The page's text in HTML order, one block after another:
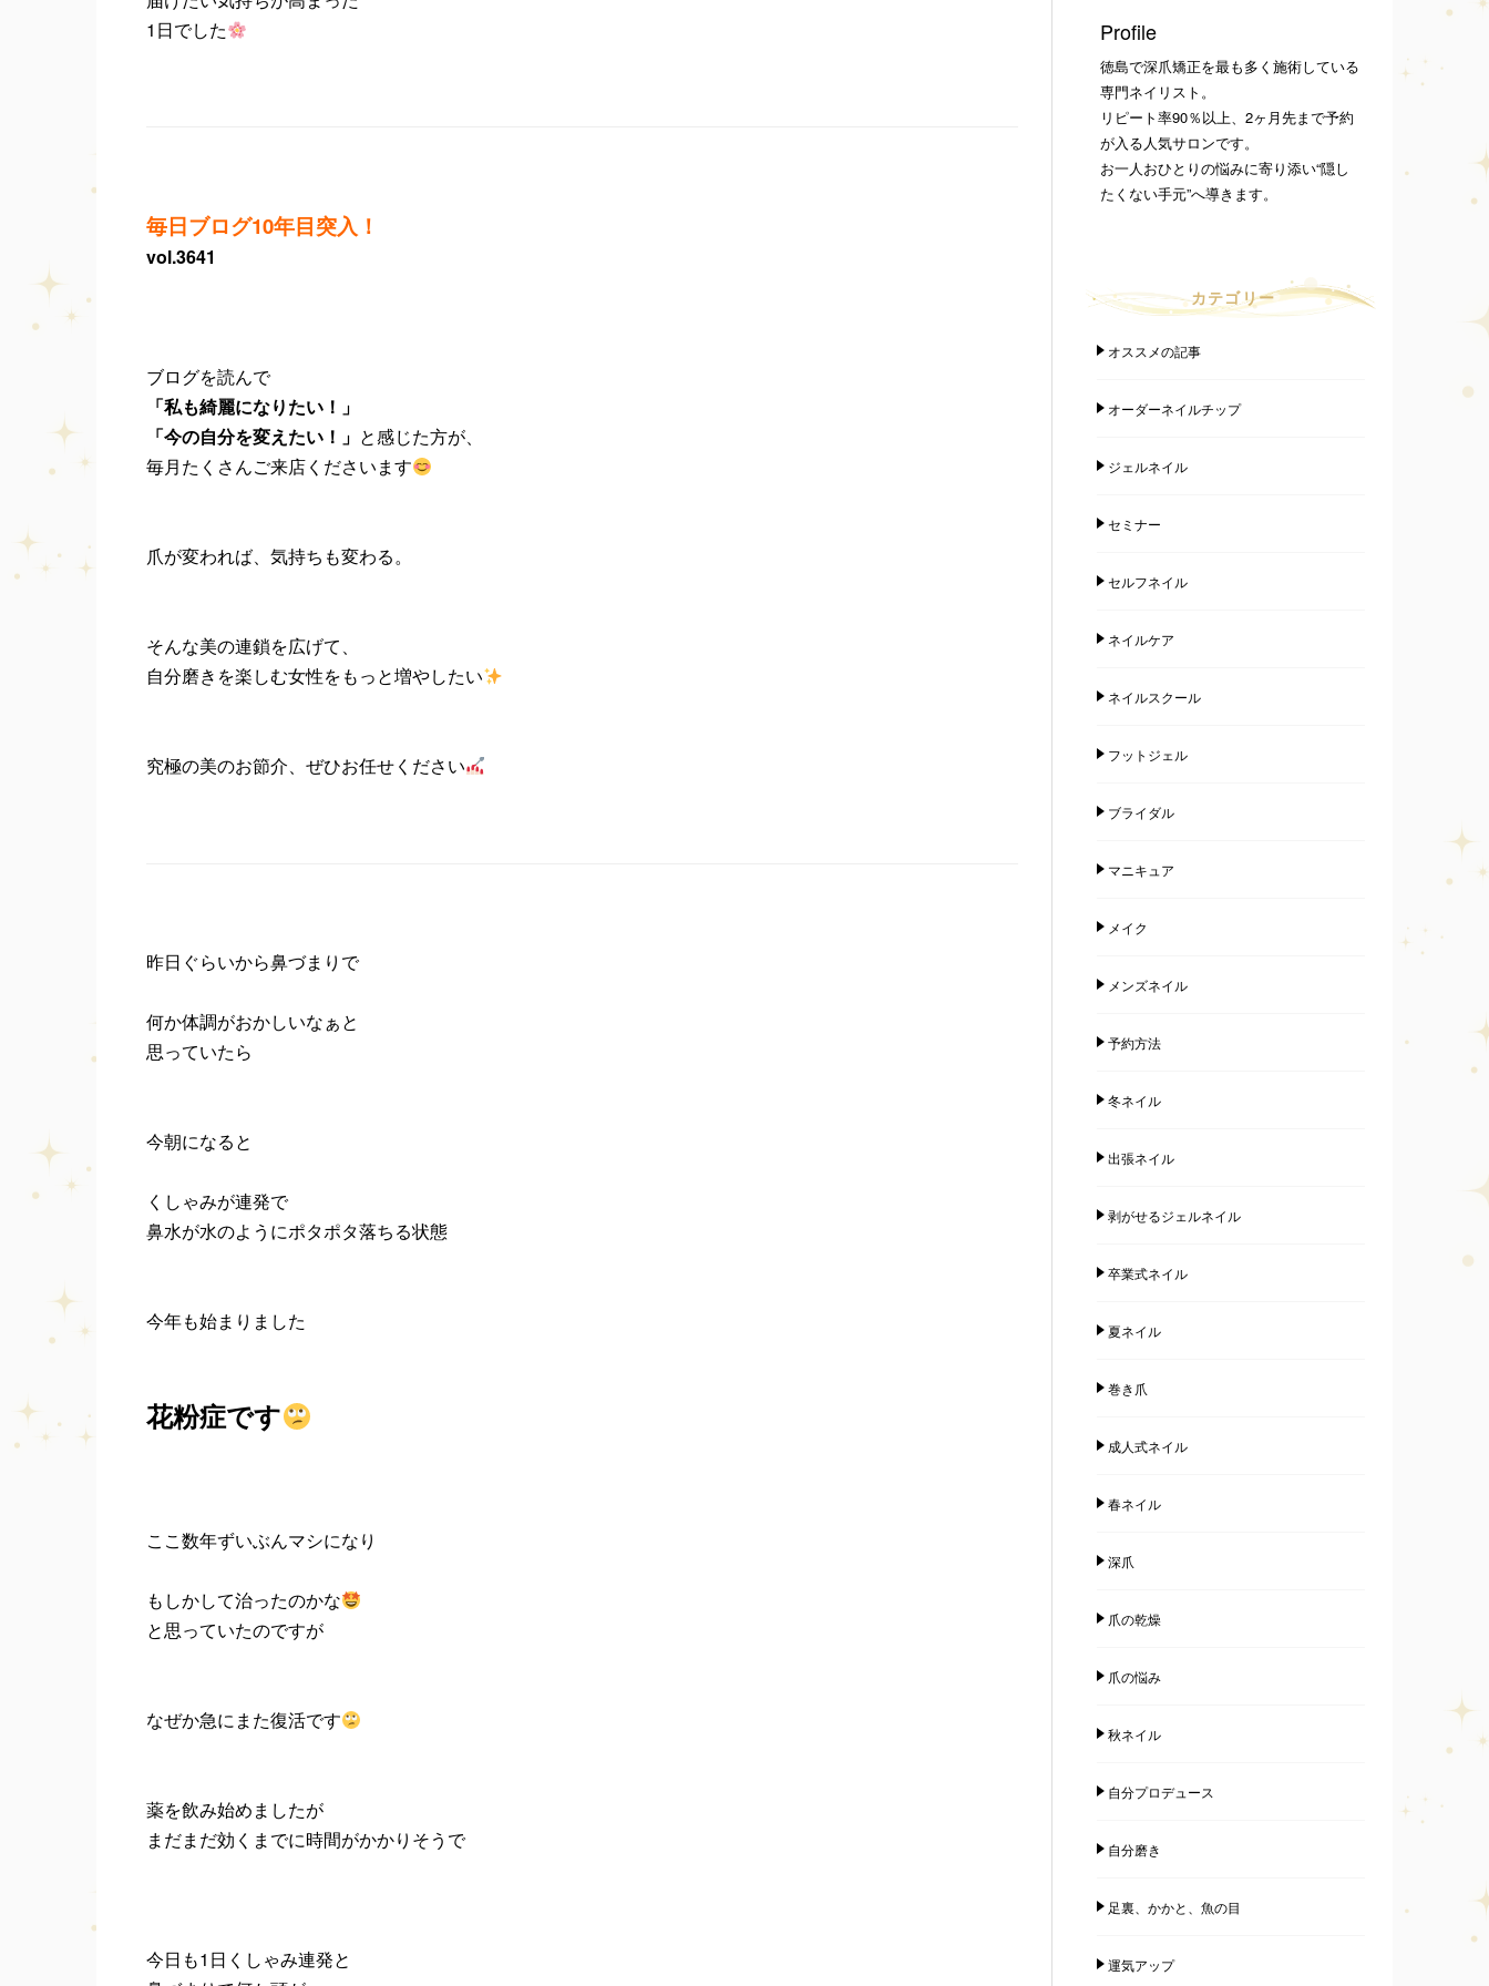
1日でした
毎日ブログ10年目突入！
vol.3641
ブログを読んで
「私も綺麗になりたい！」
「今の自分を変えたい！」 と感じた方が、
毎月たくさんご来店くださいます
爪が変われば、気持ちも変わる。
そんな美の連鎖を広げて、
自分磨きを楽しむ女性をもっと増やしたい
究極の美のお節介、ぜひお任せください
昨日ぐらいから鼻づまりで
何か体調がおかしいなぁと
思っていたら
今朝になると
くしゃみが連発で
鼻水が水のようにポタポタ落ちる状態
今年も始まりました
花粉症です
ここ数年ずいぶんマシになり
もしかして治ったのかな
と思っていたのですが
なぜか急にまた復活です
薬を飲み始めましたが
まだまだ効くまでに時間がかかりそうで
今日も1日くしゃみ連発と
Profile
徳島で深爪矯正を最も多く施術している
専門ネイリスト。
リピート率90％以上、2ヶ月先まで予約
が入る人気サロンです。
お一人おひとりの悩みに寄り添い“隠し
たくない手元”へ導きます。
カテゴリー
オススメの記事
オーダーネイルチップ
ジェルネイル
セミナー
セルフネイル
ネイルケア
ネイルスクール
フットジェル
ブライダル
マニキュア
メイク
メンズネイル
予約方法
冬ネイル
出張ネイル
剥がせるジェルネイル
卒業式ネイル
夏ネイル
巻き爪
成人式ネイル
春ネイル
深爪
爪の乾燥
爪の悩み
秋ネイル
自分プロデュース
自分磨き
足裏、かかと、魚の目
運気アップ